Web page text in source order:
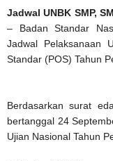
Jadwal UNBK SMP,
– Badan Standar
Jadwal Pelaksanaan
Standar (POS) Tahun
Berdasarkan surat
bertanggal 24
Ujian Nasional Tahun